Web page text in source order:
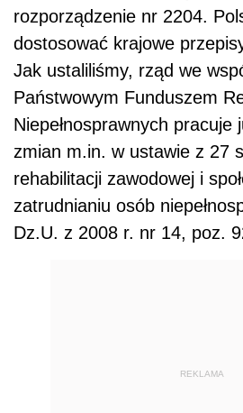
rozporządzenie nr 2204.
dostosować krajowe
Jak ustaliliśmy, rząd we
Państwowym Funduszem
Niepełnosprawnych pracuje
zmian m.in. w ustawie z 27
rehabilitacji zawodowej i
zatrudnianiu osób
Dz.U. z 2008 r. nr 14, poz.
REKLAMA